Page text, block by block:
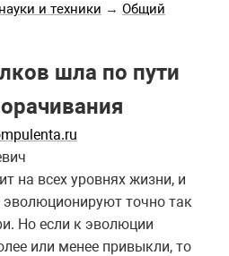
и техники → Общий
шла по пути
на всех уровнях жизни, и
точно так
Но если к эволюции
или менее привыкли, то